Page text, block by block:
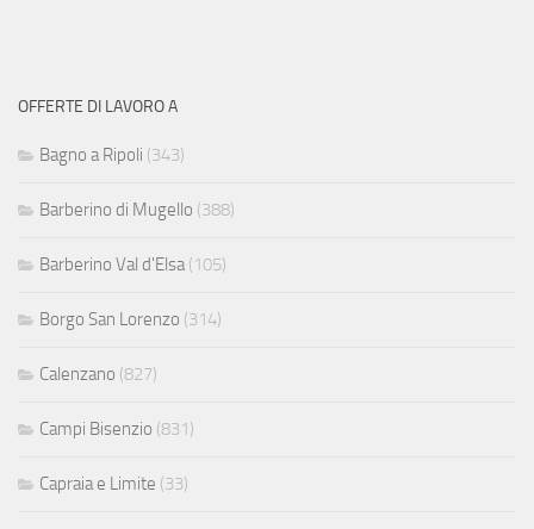
OFFERTE DI LAVORO A
Bagno a Ripoli (343)
Barberino di Mugello (388)
Barberino Val d'Elsa(105)
Borgo San Lorenzo (314)
Calenzano (827)
Campi Bisenzio (831)
Capraia e Limite (33)